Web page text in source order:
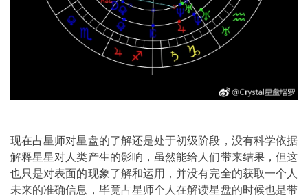
现在占星师对星盘的了解还是处于初级阶段，没有科学依据
解释星星对人类产生的影响，虽然能给人们带来结果，但这
也只是对表面的现象了解和运用，并没有完全的获取一个人
未来的准确信息，毕竟占星师个人在解读星盘的时候也是带